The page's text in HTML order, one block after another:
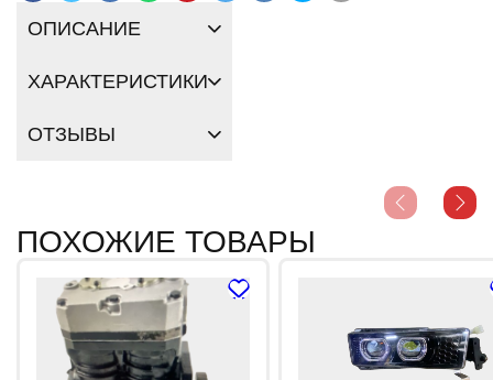
ОПИСАНИЕ
ХАРАКТЕРИСТИКИ
ОТЗЫВЫ
ПОХОЖИЕ ТОВАРЫ